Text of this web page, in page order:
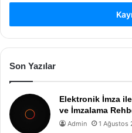
Son Yazılar
Elektronik İmza
ve İmzalama
Admin 1 Ağustos